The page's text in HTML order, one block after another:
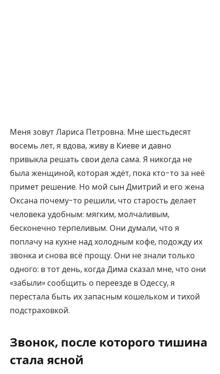
Меня зовут Лариса Петровна. Мне шестьдесят
восемь лет, я вдова, живу в Киеве и давно
привыкла решать свои дела сама. Я никогда не
была женщиной, которая ждёт, пока кто-то за неё
примет решение. Но мой сын Дмитрий и его жена
Оксана почему-то решили, что старость делает
человека удобным: мягким, молчаливым,
бесконечно терпеливым. Они думали, что я
поплачу на кухне над холодным кофе, подожду их
звонка и снова всё прощу. Они не знали только
одного: в тот день, когда Дима сказал мне, что они
«забыли» сообщить о переезде в Одессу, я
перестала быть их запасным кошельком и тихой
подстраховкой.
Звонок, после которого тишина
стала ясной